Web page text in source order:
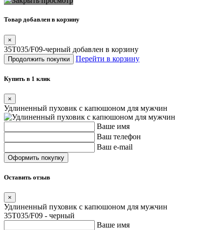
Товар добавлен в корзину
×
35T035/F09-черный добавлен в корзину
Продолжить покупки Перейти в корзину
Купить в 1 клик
×
Удлиненный пуховик с капюшоном для мужчин
Ваше имя
Ваш телефон
Ваш e-mail
Оставить отзыв
×
Удлиненный пуховик с капюшоном для мужчин
35T035/F09 - черный
Ваше имя